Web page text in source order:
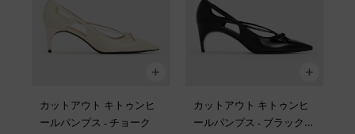
カットアウト キトゥンヒ
ールパンプス - チョーク
カットアウト キトゥンヒ
ールパンプス - ブラックパ